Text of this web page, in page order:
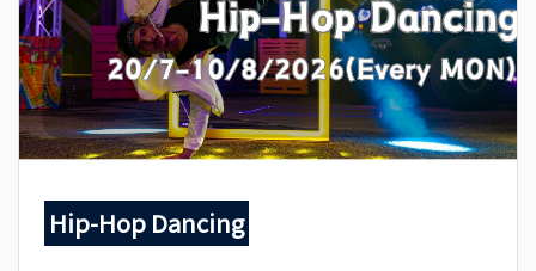
Hip-Hop Dancing